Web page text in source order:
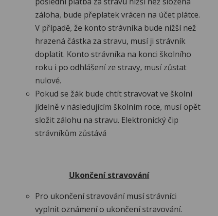
záloha, bude přeplatek vrácen na účet plátce.
V případě, že konto strávníka bude nižší než
hrazená částka za stravu, musí ji strávník
doplatit. Konto strávníka na konci školního
roku i po odhlášení ze stravy, musí zůstat
nulové.
Pokud se žák bude chtít stravovat ve školní
jídelně v následujícím školním roce, musí opět
složit zálohu na stravu. Elektronický čip
strávníkům zůstává
Ukončení stravování
Pro ukončení stravování musí strávníci
vyplnit oznámení o ukončení stravování.